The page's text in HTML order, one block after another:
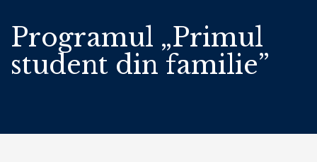
Programul „Primul
student din familie”